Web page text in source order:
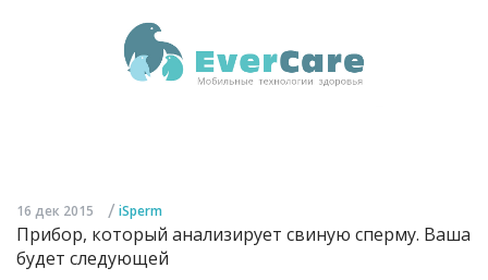
16 дек 2015 / iSperm
Прибор, который анализирует свиную сперму. Ваша
будет следующей